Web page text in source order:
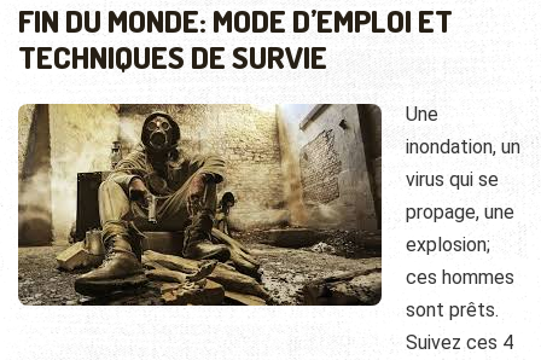
FIN DU MONDE: MODE D’EMPLOI ET
TECHNIQUES DE SURVIE
Une
inondation, un
virus qui se
propage, une
explosion;
ces hommes
sont prêts.
Suivez ces 4